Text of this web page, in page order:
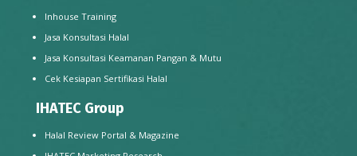
Inhouse Training
Jasa Konsultasi Halal
Jasa Konsultasi Keamanan Pangan & Mutu
Cek Kesiapan Sertifikasi Halal
IHATEC Group
Halal Review Portal & Magazine